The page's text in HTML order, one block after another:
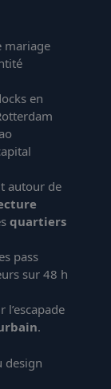
mariage
en
autour de
quartiers
pass
sur 48 h
.
design